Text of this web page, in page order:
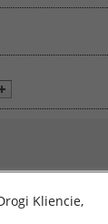
Kliencie,